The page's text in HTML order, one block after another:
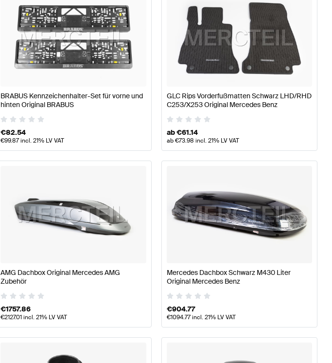
BRABUS Kennzeichenhalter-Set für vorne und
hinten Original BRABUS
€82.54
€99.87incl. 21% LV VAT
GLC Rips Vorderfußmatten Schwarz LHD/RHD
C253/X253 Original Mercedes Benz
ab€61.14
ab€73.98 incl. 21% LV VAT
AMG Dachbox Original Mercedes AMG
Zubehör
€1757.86
€2127.01incl. 21% LV VAT
Mercedes Dachbox Schwarz M430 Liter
Original Mercedes Benz
€904.77
€1094.77incl. 21% LV VAT